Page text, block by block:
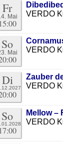
Fr
Mai
15:00
VERDO
So
Mai
VERDO
Di
Zauber
VERDO
So
17:00
Mellow –
VERDO